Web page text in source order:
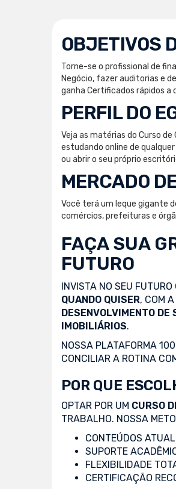
OBJETIVOS
Torne-se o profissional de
Negócio, fazer auditorias e
ganha Certificados rápidos a
PERFIL DO
Veja as matérias do Curso
estudando online de
ou abrir o seu próprio
MERCADO
Você terá um leque gigante
comércios, prefeituras e
FAÇA SUA
FUTURO
INVISTA NO SEU
QUANDO QUISER, COM
DESENVOLVIMENTO DE
IMOBILIÁRIOS.
NOSSA PLATAFORMA
CONCILIAR A ROTINA
POR QUE
OPTAR POR UM CURSO
TRABALHO. NOSSA
CONTEÚDOS
SUPORTE
FLEXIBILIDADE
CERTIFICAÇÃO